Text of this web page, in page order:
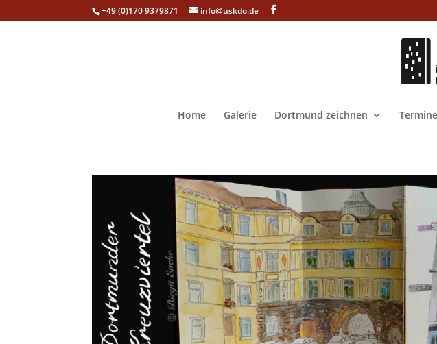
+49 (0)170 9379871 info@uskdo.de
Home Galerie Dortmund zeichnen Termine